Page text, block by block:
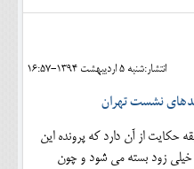
انتشار:شنبه 5 ارديبهشت 1394-16:57
نشست تهران
حکایت از آن دارد که پرونده این
زود بسته می شود و چون